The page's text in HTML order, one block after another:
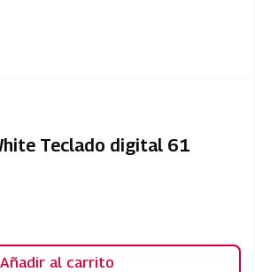
Teclado digital 61
Añadir al carrito